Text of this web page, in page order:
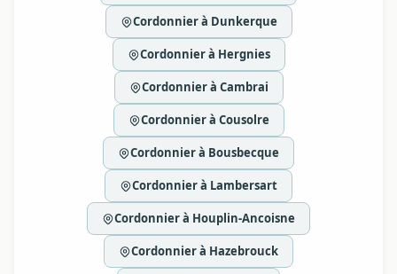
Cordonnier à Dunkerque
Cordonnier à Hergnies
Cordonnier à Cambrai
Cordonnier à Cousolre
Cordonnier à Bousbecque
Cordonnier à Lambersart
Cordonnier à Houplin-Ancoisne
Cordonnier à Hazebrouck